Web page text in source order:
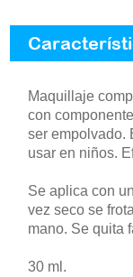
Maquillaje
con
ser empolvado.
usar en niños.
Se aplica con
vez seco se
mano. Se quita
30 ml.